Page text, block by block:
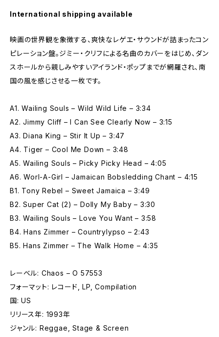
International shipping available
映画の世界観を象徴する、爽快なレゲエ・サウンドが詰まったコン
ピレーション盤。ジミー・クリフによる名曲のカバーをはじめ、ダン
スホールから親しみやすいアイランド・ポップまでが網羅され、南
国の風を感じさせる一枚です。
A1. Wailing Souls – Wild Wild Life – 3:34
A2. Jimmy Cliff – I Can See Clearly Now – 3:15
A3. Diana King – Stir It Up – 3:47
A4. Tiger – Cool Me Down – 3:48
A5. Wailing Souls – Picky Picky Head – 4:05
A6. Worl-A-Girl – Jamaican Bobsledding Chant – 4:15
B1. Tony Rebel – Sweet Jamaica – 3:49
B2. Super Cat (2) – Dolly My Baby – 3:30
B3. Wailing Souls – Love You Want – 3:58
B4. Hans Zimmer – Countrylypso – 2:43
B5. Hans Zimmer – The Walk Home – 4:35
レーベル: Chaos – O 57553
フォーマット: レコード, LP, Compilation
国: US
リリース年: 1993年
ジャンル: Reggae, Stage & Screen